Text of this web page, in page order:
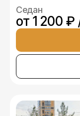
Седан
от 1 200 ₽